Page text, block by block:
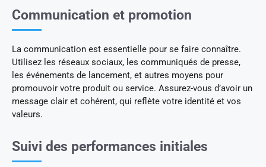
Communication et promotion
La communication est essentielle pour se faire connaître.
Utilisez les réseaux sociaux, les communiqués de presse,
les événements de lancement, et autres moyens pour
promouvoir votre produit ou service. Assurez-vous d’avoir un
message clair et cohérent, qui reflète votre identité et vos
valeurs.
Suivi des performances initiales